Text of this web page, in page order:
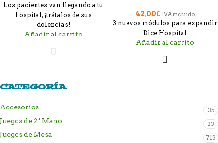
CATEGORÍA
Accesorios 35
Juegos de 2ª Mano 23
Juegos de Mesa 713
Los pacientes van llegando a tu
hospital, ¡trátalos de sus
dolencias!
Añadir al carrito
42,00€ IVA incluido
3 nuevos módulos para expandir
Dice Hospital
Añadir al carrito